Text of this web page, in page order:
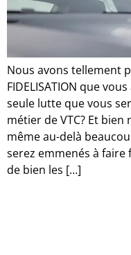
Nous avons tellement
FIDELISATION que
seule lutte que vous
métier de VTC? Et bien
même au-delà
serez emmenés à faire
de bien les […]